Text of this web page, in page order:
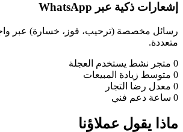
إشعارات ذكية عبر WhatsApp
متعددة.
0 متجر نشط يستخدم العجلة
0 متوسط زيادة المبيعات
0 معدل رضا التجار
0 ساعة دعم فني
ماذا يقول عملاؤنا